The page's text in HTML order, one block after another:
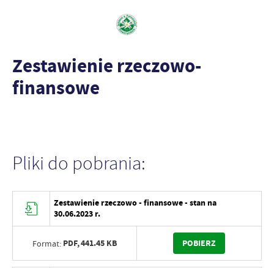
Zestawienie rzeczowo-
finansowe
Pliki do pobrania:
Zestawienie rzeczowo - finansowe - stan na
30.06.2023 r.
Format: PDF,441.45 KB POBIERZ